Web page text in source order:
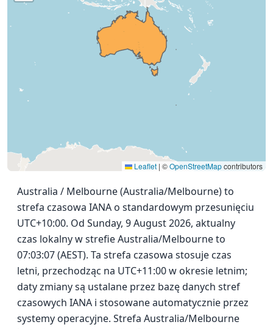
Leaflet | ©OpenStreetMapcontributors
Australia / Melbourne (Australia/Melbourne) to
strefa czasowa IANA o standardowym przesunięciu
UTC+10:00. Od Sunday, 9 August 2026, aktualny
czas lokalny w strefie Australia/Melbourne to
07:03:07 (AEST). Ta strefa czasowa stosuje czas
letni, przechodząc na UTC+11:00 w okresie letnim;
daty zmiany są ustalane przez bazę danych stref
czasowych IANA i stosowane automatycznie przez
systemy operacyjne. Strefa Australia/Melbourne